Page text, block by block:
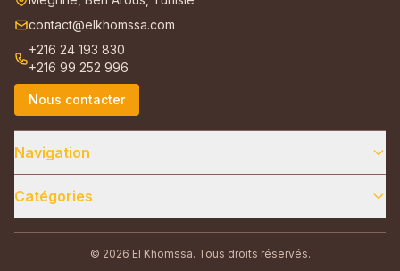
contact@elkhomssa.com
+216 24 193 830
+216 99 252 996
Nous contacter
Navigation
Catégories
© 2026 El Khomssa. Tous droits réservés.